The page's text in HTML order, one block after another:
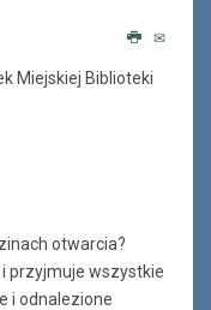
Miejskiej Biblioteki
otwarcia?
i przyjmuje wszystkie
i odnalezione